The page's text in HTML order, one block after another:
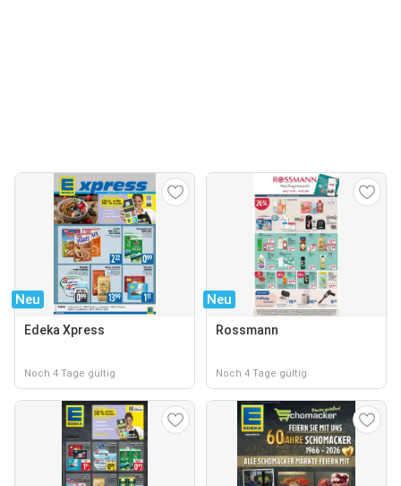
Neu
Edeka Xpress
Noch 4 Tage gültig
Neu
Rossmann
Noch 4 Tage gültig